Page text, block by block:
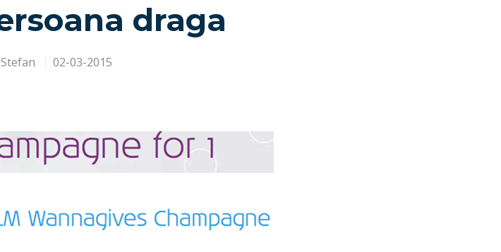
draga
02-03-2015